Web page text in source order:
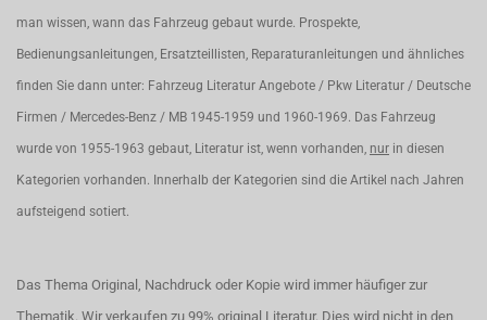
man wissen, wann das Fahrzeug gebaut wurde. Prospekte,
Bedienungsanleitungen, Ersatzteillisten, Reparaturanleitungen und ähnliches
finden Sie dann unter: Fahrzeug Literatur Angebote / Pkw Literatur / Deutsche
Firmen / Mercedes-Benz / MB 1945-1959 und 1960-1969. Das Fahrzeug
wurde von 1955-1963 gebaut, Literatur ist, wenn vorhanden, nur in diesen
Kategorien vorhanden. Innerhalb der Kategorien sind die Artikel nach Jahren
aufsteigend sotiert.
Das Thema Original, Nachdruck oder Kopie wird immer häufiger zur
Thematik. Wir verkaufen zu 99% original Literatur. Dies wird nicht in den